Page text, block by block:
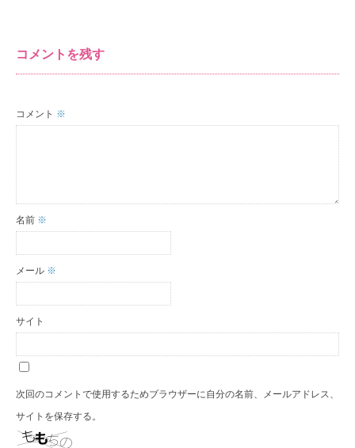
コメントを残す
コメント ※
名前 ※
メール ※
サイト
次回のコメントで使用するためブラウザーに自分の名前、メールアドレス、
サイトを保存する。